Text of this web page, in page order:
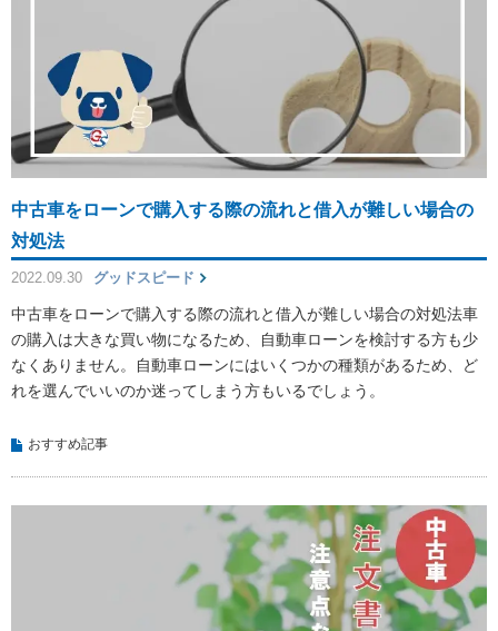
中古車をローンで購入する際の流れと借入が難しい場合の
対処法
2022.09.30 グッドスピード
中古車をローンで購入する際の流れと借入が難しい場合の対処法車
の購入は大きな買い物になるため、自動車ローンを検討する方も少
なくありません。自動車ローンにはいくつかの種類があるため、ど
れを選んでいいのか迷ってしまう方もいるでしょう。
おすすめ記事